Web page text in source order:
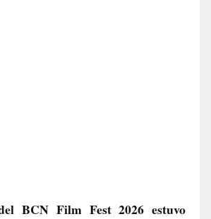
BCN Film Fest 2026 estuvo